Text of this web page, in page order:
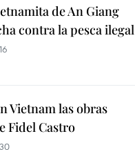
de An Giang
contra la pesca ilegal
Vietnam las obras
Fidel Castro